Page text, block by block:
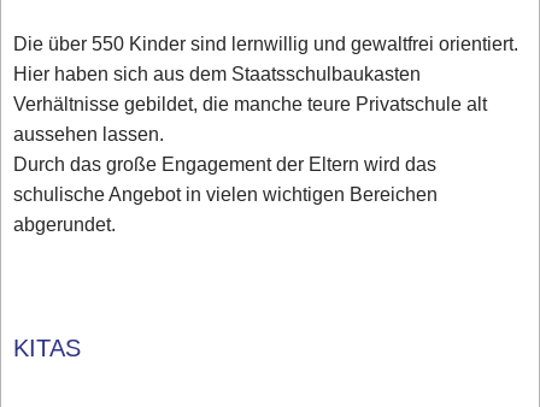
Die über 550 Kinder sind lernwillig und gewaltfrei orientiert.
Hier haben sich aus dem Staatsschulbaukasten
Verhältnisse gebildet, die manche teure Privatschule alt
aussehen lassen.
Durch das große Engagement der Eltern wird das
schulische Angebot in vielen wichtigen Bereichen
abgerundet.
KITAS